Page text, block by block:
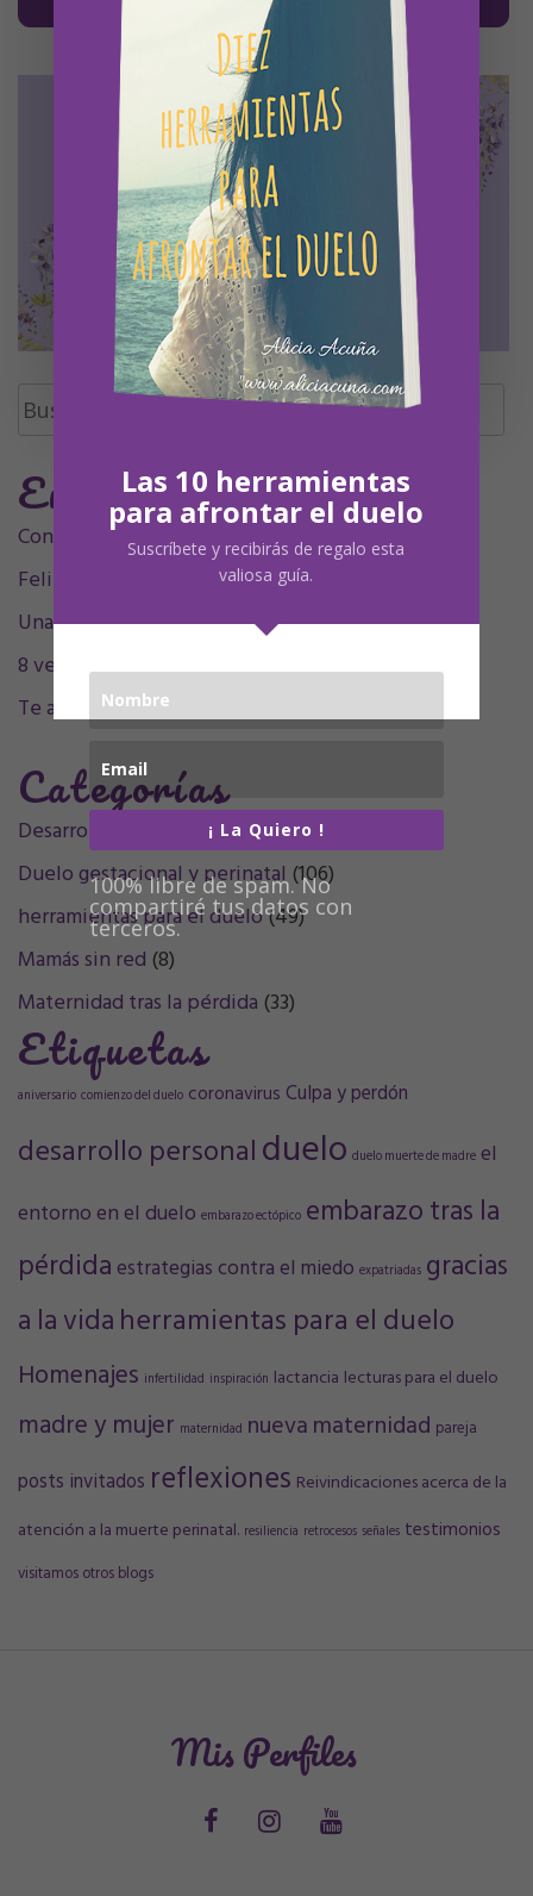
Buscar:
Entradas Recientes
Contigo siempre, siempre en mí, mamá.
Feliz Undécimo cumpleaños, Olivia
Una decada sintigo
8 velitas, 9 plumitas
Te acompaño en el sentimiento
Categorías
Desarrollo personal
(32)
Duelo gestacional y perinatal(106)
herramientas para el duelo(49)
Mamás sin red (8)
Maternidad tras la pérdida (33)
Etiquetas
aniversario comienzo del duelo coronavirus Culpa y perdón
desarrollo personalduelo duelo muerte de madre el
entorno en el duelo embarazo ectópico embarazo tras la
pérdida estrategias contra el miedo expatriadas gracias
a la vidaherramientas para el duelo
Homenajes infertilidad inspiración lactancia lecturas para el duelo
madre y mujer maternidad nueva maternidad pareja
posts invitados reflexiones Reivindicaciones acerca de la
atención a la muerte perinatal. resiliencia retrocesos señales testimonios
visitamos otros blogs
Mis Perfiles
Las 10 herramientas
para afrontar el duelo
Suscríbete y recibirás de regalo esta
valiosa guía.
¡ La Quiero !
100% libre de spam. No
compartiré tus datos con
terceros.